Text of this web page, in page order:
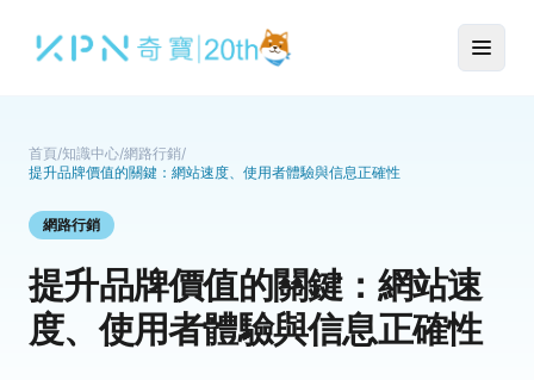
首頁/知識中心/網路行銷/
提升品牌價值的關鍵：網站速度、使用者體驗與信息正確性
網路行銷
提升品牌價值的關鍵：網站速
度、使用者體驗與信息正確性